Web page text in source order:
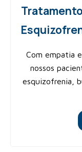
Com empatia
nossos
esquizofrenia,